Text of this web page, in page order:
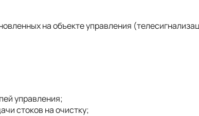
на объекте управления
управления;
стоков на очистку;